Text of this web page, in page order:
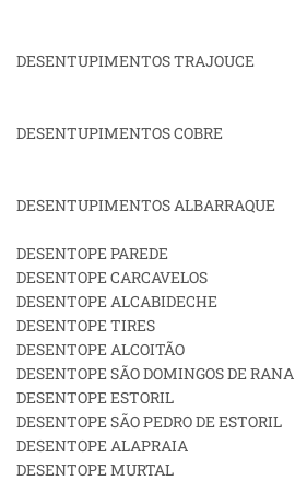
DESENTUPIMENTOS TRAJOUCE
DESENTUPIMENTOS COBRE
DESENTUPIMENTOS ALBARRAQUE
DESENTOPE PAREDE
DESENTOPE CARCAVELOS
DESENTOPE ALCABIDECHE
DESENTOPE TIRES
DESENTOPE ALCOITÃO
DESENTOPE SÃO DOMINGOS DE RANA
DESENTOPE ESTORIL
DESENTOPE SÃO PEDRO DE ESTORIL
DESENTOPE ALAPRAIA
DESENTOPE MURTAL